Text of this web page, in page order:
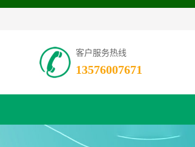
客户服务热线
13576007671